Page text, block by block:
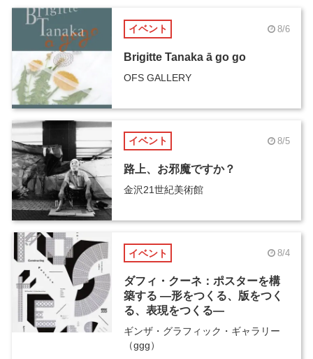
イベント 8/6
Brigitte Tanaka ā go go
OFS GALLERY
イベント 8/5
路上、お邪魔ですか？
金沢21世紀美術館
イベント 8/4
ダフィ・クーネ：ポスターを構
築する ―形をつくる、版をつく
る、表現をつくる―
ギンザ・グラフィック・ギャラリー
（ggg）